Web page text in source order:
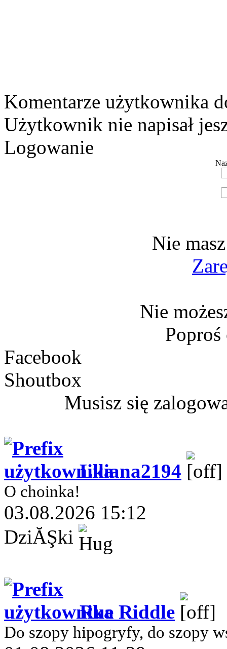
Komentarze użytkownika
Użytkownik nie napisał
Logowanie
Nie
Nie
Facebook
Shoutbox
Musisz się
Liliana2194
O choinka!
03.08.2026 15:12
DziĂŞki
Rue Riddle
Do szopy hipogryfy, do szopy